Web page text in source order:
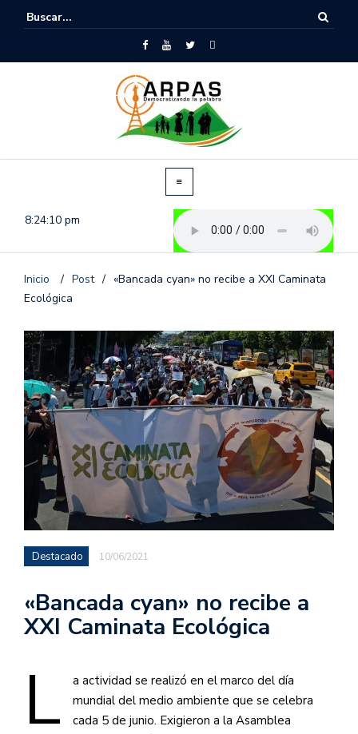
8:24:11 pm
Inicio / Post / «Bancada cyan» no recibe a XXI Caminata
Ecológica
Destacado 10/06/2021
«Bancada cyan» no recibe a
XXI Caminata Ecológica
L
a actividad se realizó en el marco del día
mundial del medio ambiente que se celebra
cada 5 de junio. Exigieron a la Asamblea